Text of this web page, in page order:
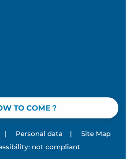
TO COME ?
| Personal data |
Site Map
not compliant